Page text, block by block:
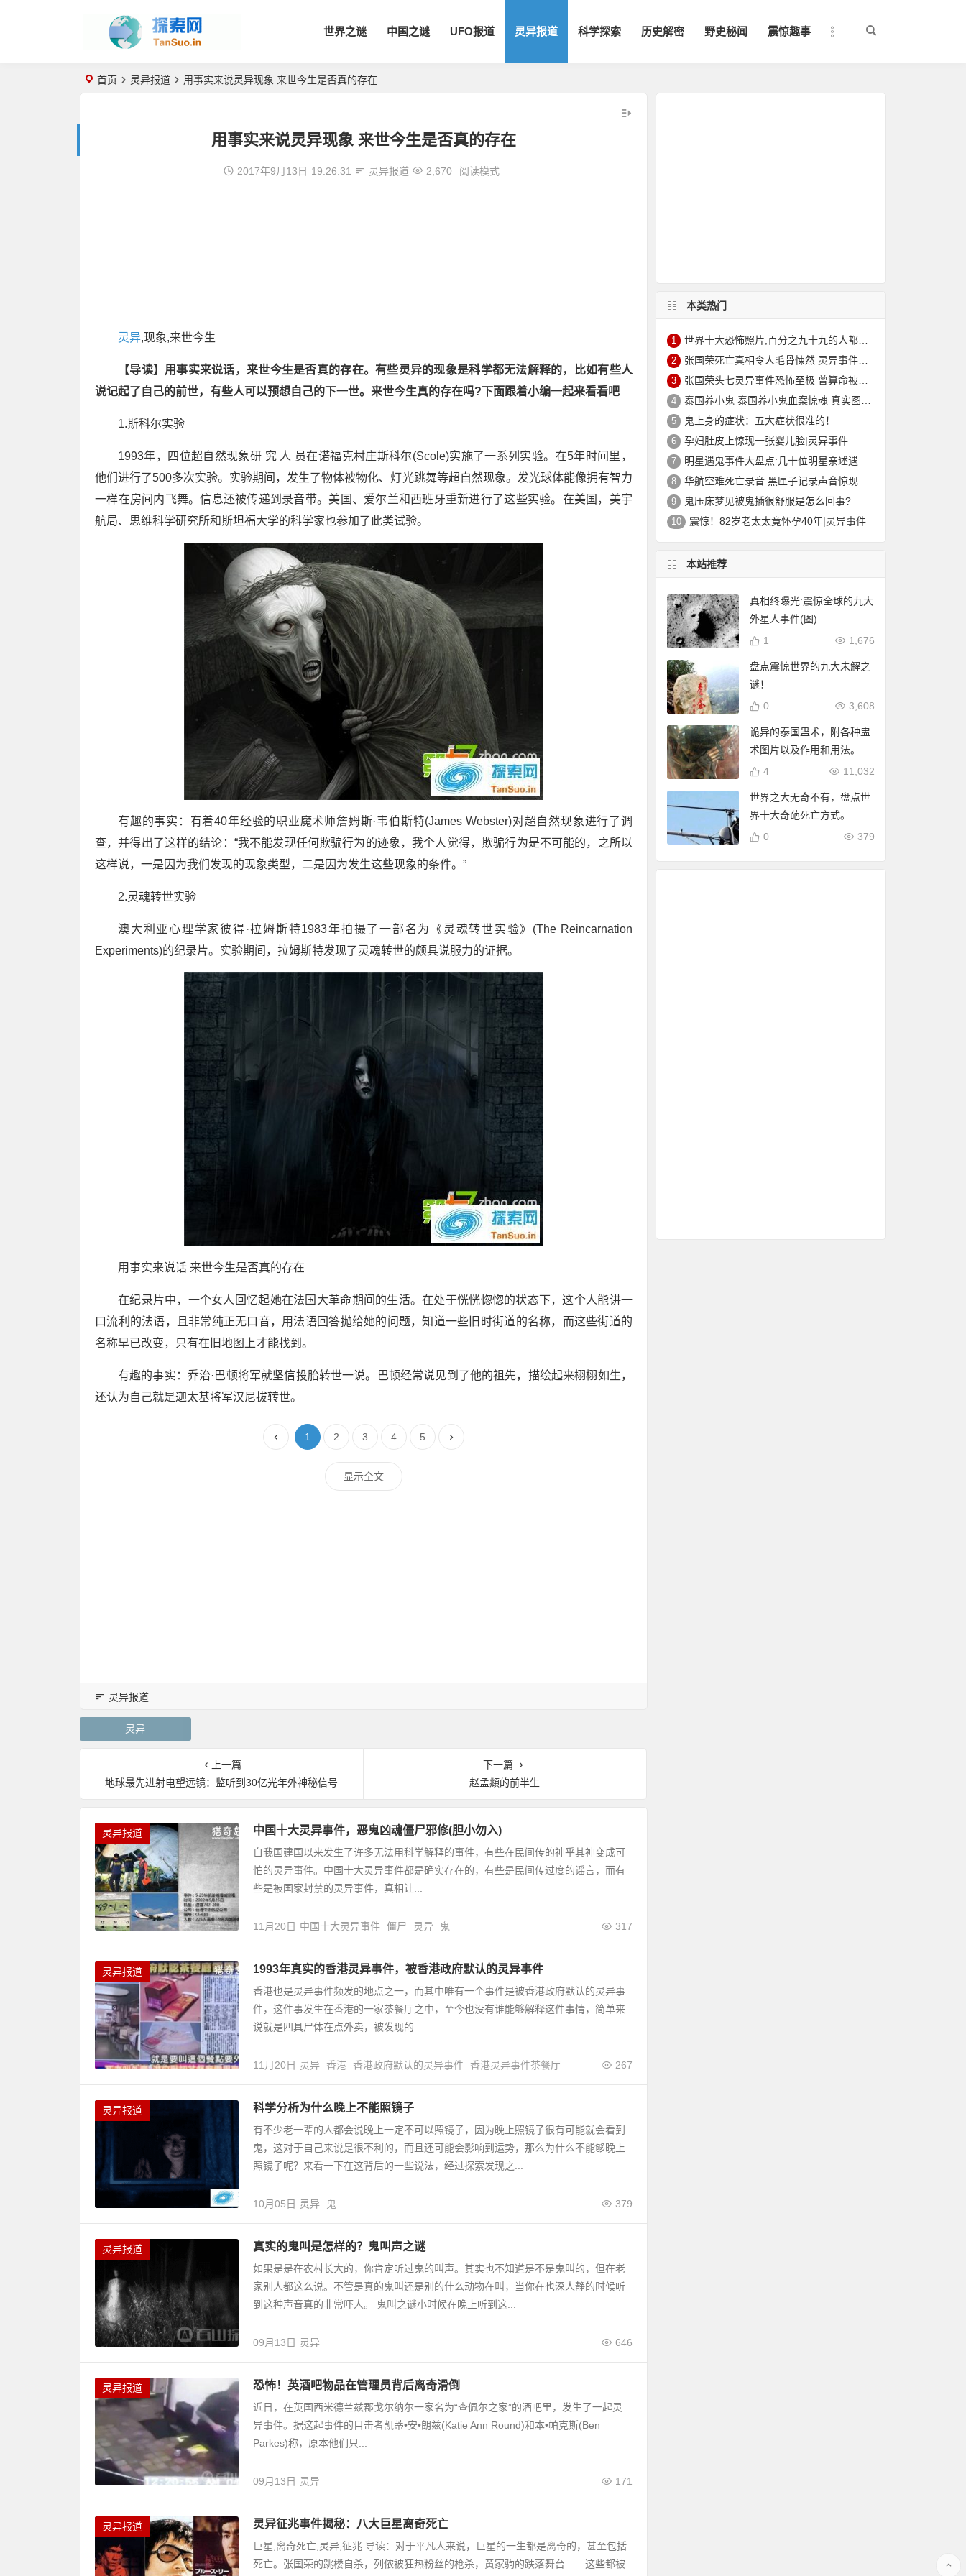
世界之谜 中国之谜 UFO报道 灵异报道 科学探索 历史解密 野史秘闻 震惊趣事
首页 灵异报道 用事实来说灵异现象 来世今生是否真的存在
用事实来说灵异现象 来世今生是否真的存在
2017年9月13日 19:26:31 灵异报道 2,670 阅读模式
灵异,现象,来世今生
【导读】用事实来说话，来世今生是否真的存在。有些灵异的现象是科学都无法解释的，比如有些人
说记起了自己的前世，有些人可以预想自己的下一世。来世今生真的存在吗?下面跟着小编一起来看看吧
1.斯科尔实验
1993年，四位超自然现象研 究 人 员在诺福克村庄斯科尔(Scole)实施了一系列实验。在5年时间里，
他们进行了500多次实验。实验期间，发生了物体被物化、灯光跳舞等超自然现象。发光球体能像拥有智力
一样在房间内飞舞。信息还被传递到录音带。美国、爱尔兰和西班牙重新进行了这些实验。在美国，美宇
航局、思维科学研究所和斯坦福大学的科学家也参加了此类试验。
有趣的事实：有着40年经验的职业魔术师詹姆斯·韦伯斯特(James Webster)对超自然现象进行了调
查，并得出了这样的结论：“我不能发现任何欺骗行为的迹象，我个人觉得，欺骗行为是不可能的，之所以
这样说，一是因为我们发现的现象类型，二是因为发生这些现象的条件。”
2.灵魂转世实验
澳大利亚心理学家彼得·拉姆斯特1983年拍摄了一部名为《灵魂转世实验》(The Reincarnation
Experiments)的纪录片。实验期间，拉姆斯特发现了灵魂转世的颇具说服力的证据。
用事实来说话 来世今生是否真的存在
在纪录片中，一个女人回忆起她在法国大革命期间的生活。在处于恍恍惚惚的状态下，这个人能讲一
口流利的法语，且非常纯正无口音，用法语回答抛给她的问题，知道一些旧时街道的名称，而这些街道的
名称早已改变，只有在旧地图上才能找到。
有趣的事实：乔治·巴顿将军就坚信投胎转世一说。巴顿经常说见到了他的祖先，描绘起来栩栩如生，
还认为自己就是迦太基将军汉尼拔转世。
1 2 3 4 5
显示全文
灵异报道
灵异
上一篇
地球最先进射电望远镜：监听到30亿光年外神秘信号
下一篇
赵孟頫的前半生
灵异报道 中国十大灵异事件，恶鬼凶魂僵尸邪修(胆小勿入)
自我国建国以来发生了许多无法用科学解释的事件，有些在民间传的神乎其神变成可
怕的灵异事件。中国十大灵异事件都是确实存在的，有些是民间传过度的谣言，而有
些是被国家封禁的灵异事件，真相让...
11月20日 317
中国十大灵异事件 僵尸 灵异 鬼
灵异报道 1993年真实的香港灵异事件，被香港政府默认的灵异事件
香港也是灵异事件频发的地点之一，而其中唯有一个事件是被香港政府默认的灵异事
件，这件事发生在香港的一家茶餐厅之中，至今也没有谁能够解释这件事情，简单来
说就是四具尸体在点外卖，被发现的...
11月20日 267
灵异 香港 香港政府默认的灵异事件 香港灵异事件茶餐厅
灵异报道 科学分析为什么晚上不能照镜子
有不少老一辈的人都会说晚上一定不可以照镜子，因为晚上照镜子很有可能就会看到
鬼，这对于自己来说是很不利的，而且还可能会影响到运势，那么为什么不能够晚上
照镜子呢？来看一下在这背后的一些说法，经过探索发现之...
10月05日 379
灵异 鬼
灵异报道 真实的鬼叫是怎样的？鬼叫声之谜
如果是是在农村长大的，你肯定听过鬼的叫声。其实也不知道是不是鬼叫的，但在老
家别人都这么说。不管是真的鬼叫还是别的什么动物在叫，当你在也深人静的时候听
到这种声音真的非常吓人。 鬼叫之谜小时候在晚上听到这...
09月13日 646
灵异
灵异报道 恐怖！英酒吧物品在管理员背后离奇滑倒
近日，在英国西米德兰兹郡戈尔纳尔一家名为“查佩尔之家”的酒吧里，发生了一起灵
异事件。据这起事件的目击者凯蒂•安•朗兹(Katie Ann Round)和本•帕克斯(Ben
Parkes)称，原本他们只...
09月13日 171
灵异
灵异报道 灵异征兆事件揭秘：八大巨星离奇死亡
巨星,离奇死亡,灵异,征兆 导读：对于平凡人来说，巨星的一生都是离奇的，甚至包括
死亡。张国荣的跳楼自杀，列侬被狂热粉丝的枪杀，黄家驹的跌落舞台……这些都被
本类热门
1 世界十大恐怖照片,百分之九十九的人都被吓到(胆小勿入)
2 张国荣死亡真相令人毛骨悚然 灵异事件缠身痛苦不堪终离去
3 张国荣头七灵异事件恐怖至极 曾算命被告知命中注定在劫难逃？
4 泰国养小鬼 泰国养小鬼血案惊魂 真实图片|灵异
5 鬼上身的症状：五大症状很准的！
6 孕妇肚皮上惊现一张婴儿脸|灵异事件
7 明星遇鬼事件大盘点:几十位明星亲述遇鬼经历和灵异事件
8 华航空难死亡录音 黑匣子记录声音惊现男子哭声震惊世人
9 鬼压床梦见被鬼插很舒服是怎么回事?
10 震惊！82岁老太太竟怀孕40年|灵异事件
本站推荐
真相终曝光:震惊全球的九大
外星人事件(图)
1,676
1
盘点震惊世界的九大未解之
谜！
3,608
0
诡异的泰国蛊术，附各种盅
术图片以及作用和用法。
11,032
4
世界之大无奇不有，盘点世
界十大奇葩死亡方式。
379
0